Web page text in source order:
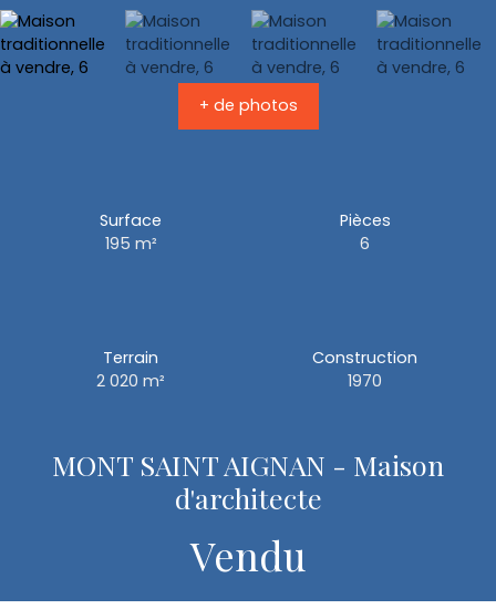
+ de photos
Surface
195 m²
Pièces
6
Terrain
2 020m²
Construction
1970
MONT SAINT AIGNAN - Maison
d'architecte
Vendu